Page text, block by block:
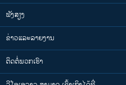
ຟັງສຽງ
ຂ່າວແລະລາຍງານ
ຕິດຕໍ່ພວກເຮົາ